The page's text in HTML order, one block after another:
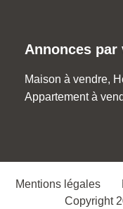
Annonces par
Maison à vendre,
Appartement à
Mentions légales
Copyright